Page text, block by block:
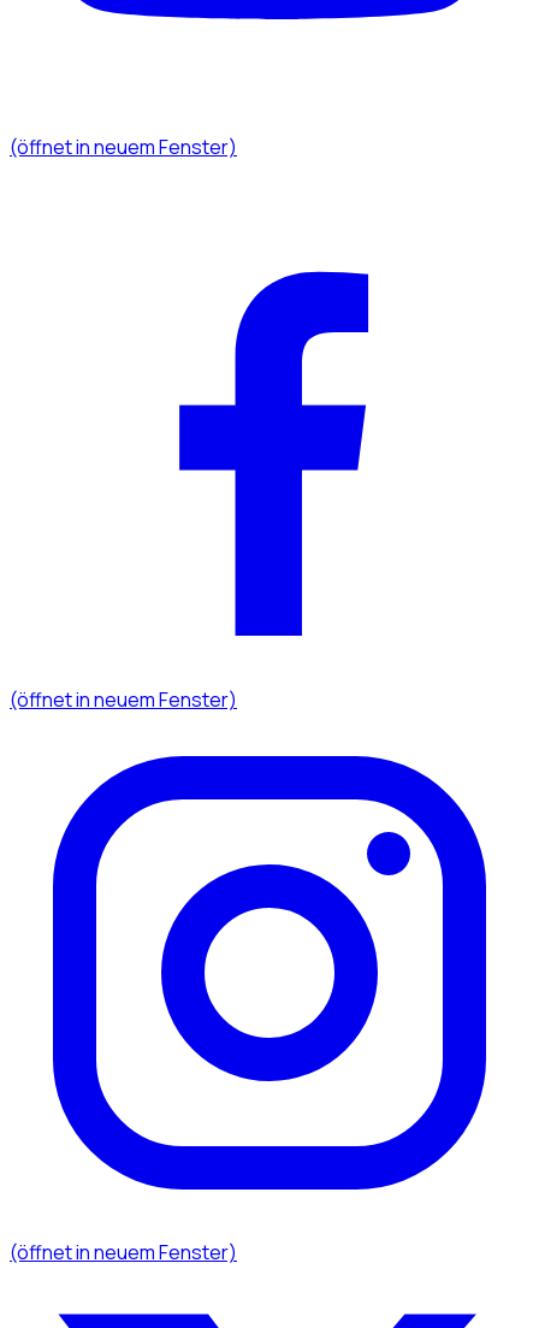
(öffnet in neuem Fenster)
(öffnet in neuem Fenster)
(öffnet in neuem Fenster)